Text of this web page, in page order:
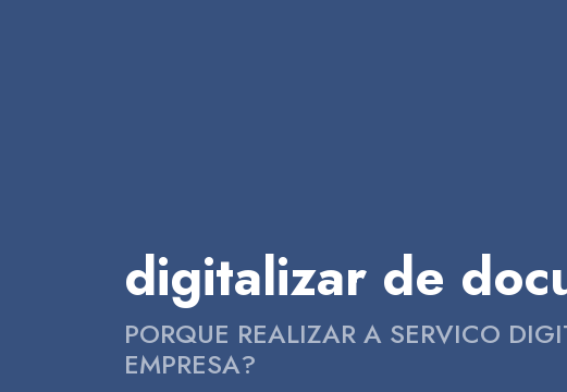
digitalizar de
PORQUE REALIZAR A SERVICO
EMPRESA?